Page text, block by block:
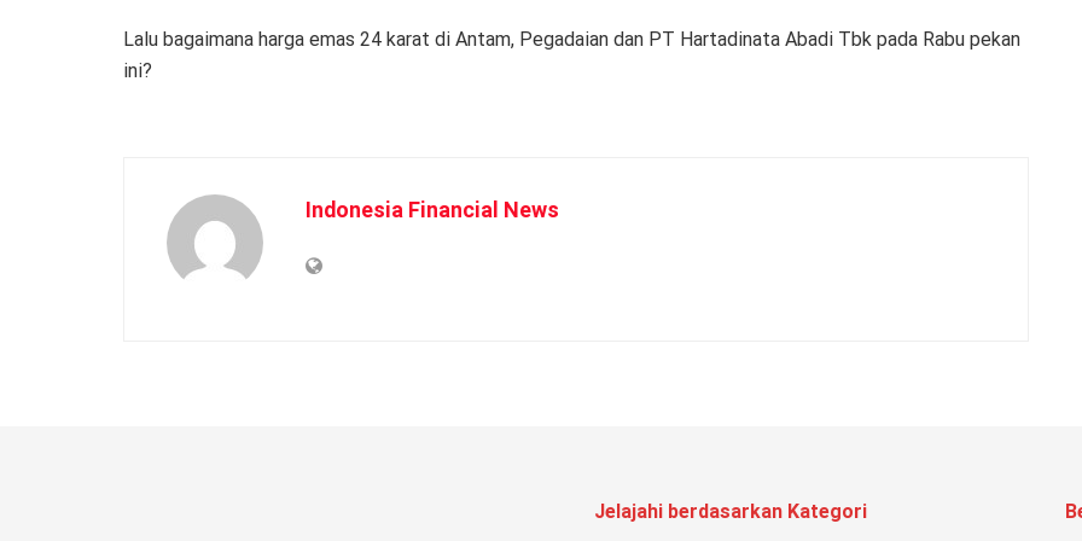
Lalu bagaimana harga emas 24 karat di Antam, Pegadaian dan PT Hartadinata Abadi Tbk pada Rabu pekan
ini?
Indonesia Financial News
Jelajahi berdasarkan Kategori